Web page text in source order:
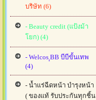
บริษัท (6)
- Beauty credit (แป้งม้า
โยก) (4)
- Welcos ฺฺBB บีบีขั้นเทพ
(4)
- น้ำแร่ฉีดหน้า บำรุงหน้า
( ของแท้ รับประกันทุกชิ้น